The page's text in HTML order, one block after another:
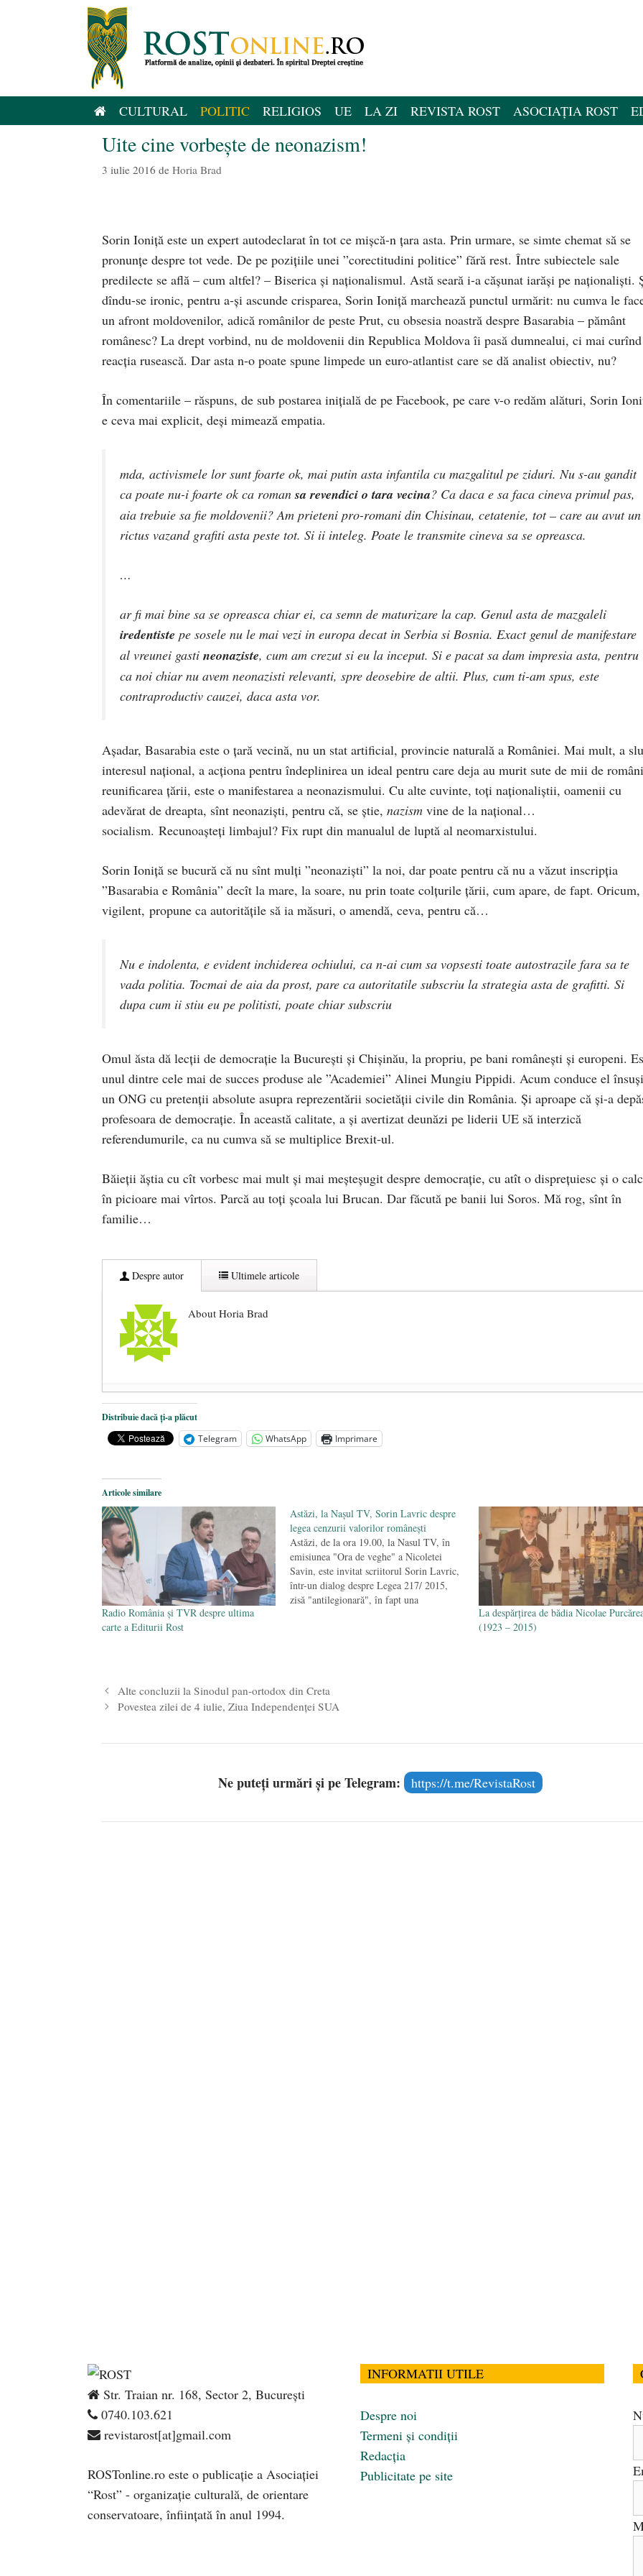
CULTURAL POLITIC RELIGIOS UE LA ZI REVISTA ROST ASOCIAȚIA ROST
Uite cine vorbește de neonazism!
3 iulie 2016 de Horia Brad
Sorin Ioniță este un expert autodeclarat în tot ce mișcă-n țara asta. Prin urmare, se simte chemat să se
pronunțe despre tot vede. De pe pozițiile unei ”corectitudini politice” fără rest. Între subiectele sale
predilecte se află – cum altfel? – Biserica și naționalismul. Astă seară i-a cășunat iarăși pe naționaliști.
dîndu-se ironic, pentru a-și ascunde crisparea, Sorin Ioniță marchează punctul urmărit: nu cumva le
un afront moldovenilor, adică românilor de peste Prut, cu obsesia noastră despre Basarabia – pământ
românesc? La drept vorbind, nu de moldovenii din Republica Moldova îi pasă dumnealui, ci mai
reacția rusească. Dar asta n-o poate spune limpede un euro-atlantist care se dă analist obiectiv, nu?
În comentariile – răspuns, de sub postarea inițială de pe Facebook, pe care v-o redăm alături, Sorin
e ceva mai explicit, deși mimează empatia.
mda, activismele lor sunt foarte ok, mai putin asta infantila cu mazgalitul pe ziduri. Nu s-au gandit
ca poate nu-i foarte ok ca romansa revendici o tara vecina? Ca daca e sa faca cineva primul pas,
aia trebuie sa fie moldovenii? Am prieteni pro-romani din Chisinau, cetatenie, tot – care au avut un
rictus vazand grafiti asta peste tot. Si ii inteleg. Poate le transmite cineva sa se opreasca.
…
ar fi mai bine sa se opreasca chiar ei, ca semn de maturizare la cap. Genul asta de mazgaleli
iredentiste pe sosele nu le mai vezi in europa decat in Serbia si Bosnia. Exact genul de manifestare
al vreunei gasti neonaziste, cum am crezut si eu la inceput. Si e pacat sa dam impresia asta, pentru
ca noi chiar nu avem neonazisti relevanti, spre deosebire de altii. Plus, cum ti-am spus, este
contraproductiv cauzei, daca asta vor.
Așadar, Basarabia este o țară vecină, nu un stat artificial, provincie naturală a României. Mai mult, a
interesul național, a acționa pentru îndeplinirea un ideal pentru care deja au murit sute de mii de
reunificarea țării, este o manifestarea a neonazismului. Cu alte cuvinte, toți naționaliștii, oamenii cu
adevărat de dreapta, sînt neonaziști, pentru că, se știe, nazism vine de la național…
socialism. Recunoașteți limbajul? Fix rupt din manualul de luptă al neomarxistului.
Sorin Ioniță se bucură că nu sînt mulți ”neonaziști” la noi, dar poate pentru că nu a văzut inscripția
”Basarabia e România” decît la mare, la soare, nu prin toate colțurile țării, cum apare, de fapt. Oricum,
vigilent, propune ca autoritățile să ia măsuri, o amendă, ceva, pentru că…
Nu e indolenta, e evident inchiderea ochiului, ca n-ai cum sa vopsesti toate autostrazile fara sa te
vada politia. Tocmai de aia da prost, pare ca autoritatile subscriu la strategia asta de grafitti. Si
dupa cum ii stiu eu pe politisti, poate chiar subscriu
Omul ăsta dă lecții de democrație la București și Chișinău, la propriu, pe bani românești și europeni.
unul dintre cele mai de succes produse ale ”Academiei” Alinei Mungiu Pippidi. Acum conduce el însuși
un ONG cu pretenții absolute asupra reprezentării societății civile din România. Și aproape că și-a
profesoara de democrație. În această calitate, a și avertizat deunăzi pe liderii UE să interzică
referendumurile, ca nu cumva să se multiplice Brexit-ul.
Băieții ăștia cu cît vorbesc mai mult și mai meșteșugit despre democrație, cu atît o disprețuiesc și o
în picioare mai vîrtos. Parcă au toți școala lui Brucan. Dar făcută pe banii lui Soros. Mă rog, sînt în
familie…
Despre autor Ultimele articole
About Horia Brad
Centenarul Tratatului de la Trianon (4 iunie 1920 – 4 iunie 2020)
Curtea Constituțională: Amenzile de pandemie sînt ilegale, dar le veți plăti
Big Pharma profită de pandemie ca să ne vaccineze obligatoriu toată viața
Distribuie dacă ți-a plăcut
Telegram
WhatsApp Imprimare
Articole similare
Radio România şi TVR despre ultima
carte a Editurii Rost
Astăzi, la Naşul TV, Sorin Lavric despre
legea cenzurii valorilor româneşti
Astăzi, de la ora 19.00, la Nasul TV, în
emisiunea "Ora de veghe" a Nicoletei
Savin, este invitat scriitorul Sorin Lavric,
într-un dialog despre Legea 217/ 2015,
zisă "antilegionară", în fapt una
La despărţirea de bădia Nicolae
(1923 – 2015)
Alte concluzii la Sinodul pan-ortodox din Creta
Povestea zilei de 4 iulie, Ziua Independenței SUA
Ne puteți urmări și pe Telegram: https://t.me/RevistaRost
Str. Traian nr. 168, Sector 2, București
0740.103.621
revistarost[at]gmail.com
ROSTonline.ro este o publicaţie a Asociaţiei
“Rost” - organizaţie culturală, de orientare
conservatoare, înfiinţată în anul 1994.
INFORMATII UTILE
Despre noi
Termeni și condiții
Redacția
Publicitate pe site